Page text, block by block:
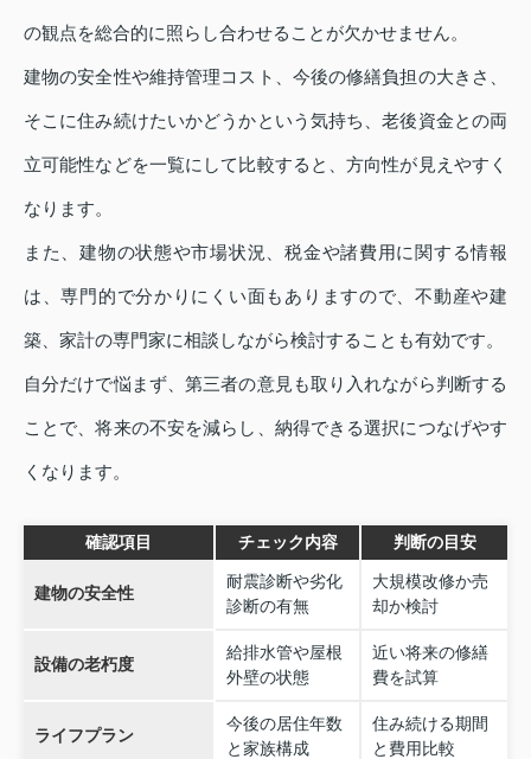
の観点を総合的に照らし合わせることが欠かせません。
建物の安全性や維持管理コスト、今後の修繕負担の大きさ、
そこに住み続けたいかどうかという気持ち、老後資金との両
立可能性などを一覧にして比較すると、方向性が見えやすく
なります。
また、建物の状態や市場状況、税金や諸費用に関する情報
は、専門的で分かりにくい面もありますので、不動産や建
築、家計の専門家に相談しながら検討することも有効です。
自分だけで悩まず、第三者の意見も取り入れながら判断する
ことで、将来の不安を減らし、納得できる選択につなげやす
くなります。
確認項目 チェック内容 判断の目安
建物の安全性
耐震診断や劣化
診断の有無
大規模改修か売
却か検討
設備の老朽度
給排水管や屋根
外壁の状態
近い将来の修繕
費を試算
ライフプラン
今後の居住年数
と家族構成
住み続ける期間
と費用比較